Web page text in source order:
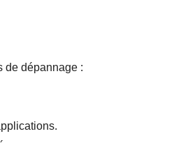
de dépannage :